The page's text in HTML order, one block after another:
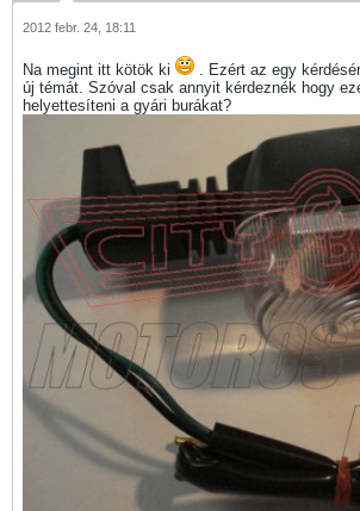
2012 febr. 24, 18:11
Na megint itt kötök ki
. Ezért az egy
új témát. Szóval csak annyit kérdeznék hogy
helyettesíteni a gyári burákat?